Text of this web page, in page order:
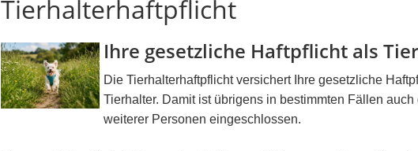
Tierhalterhaftpflicht
Ihre gesetzliche Haftpflicht als
Die Tierhalterhaftpflicht versichert Ihre gesetzliche
Tierhalter. Damit ist übrigens in bestimmten Fällen
weiterer Personen eingeschlossen.